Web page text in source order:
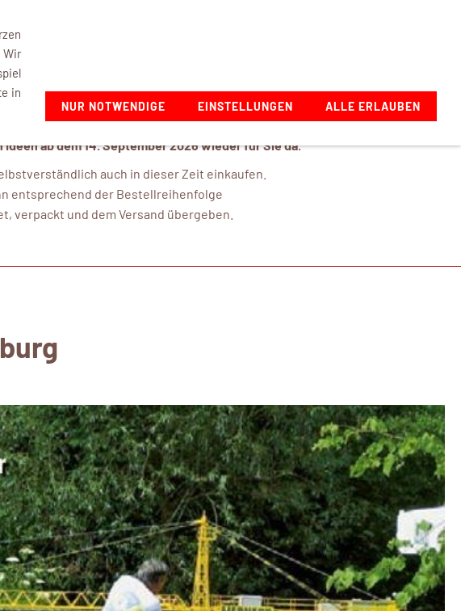
ab dem 14. September 2026 wieder für Sie da.
auch in dieser Zeit einkaufen.
entsprechend der Bestellreihenfolge
verpackt und dem Versand übergeben.
Wir
in
NUR NOTWENDIGE EINSTELLUNGEN ALLE ERLAUBEN